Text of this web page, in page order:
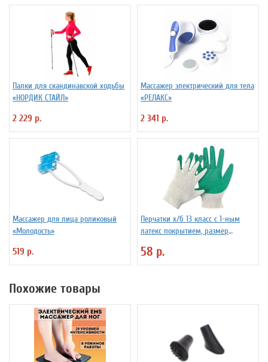
Палки для скандинавской ходьбы
«НОРДИК СТАЙЛ»
2 229 р.
Массажер электрический для тела
«РЕЛАКС»
2 341 р.
Массажер для лица роликовый
«Молодость»
519 р.
Перчатки х/б 13 класс с 1-ным
латекс покрытием, размер
58 р.
Похожие товары